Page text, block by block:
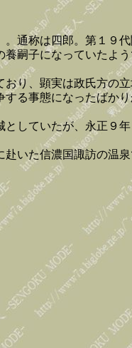
通称は四郎。第１９代
養嗣子になっていたよ
おり、顕実は政氏方の
る事態になったばか
していたが、永正９
いた信濃国諏訪の温泉